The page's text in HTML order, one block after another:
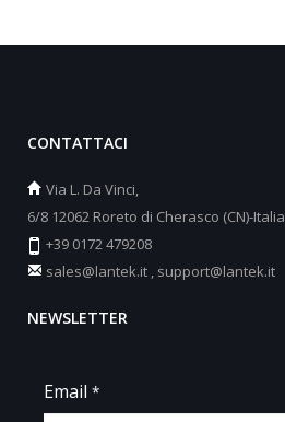
CONTATTACI
Via L. Da Vinci,
6/8 12062 Roreto di Cherasco (CN)-Italia
+39 0172 479208
sales@lantek.it , support@lantek.it
NEWSLETTER